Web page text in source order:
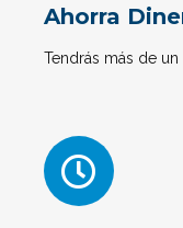
Ahorra
Tendrás más de